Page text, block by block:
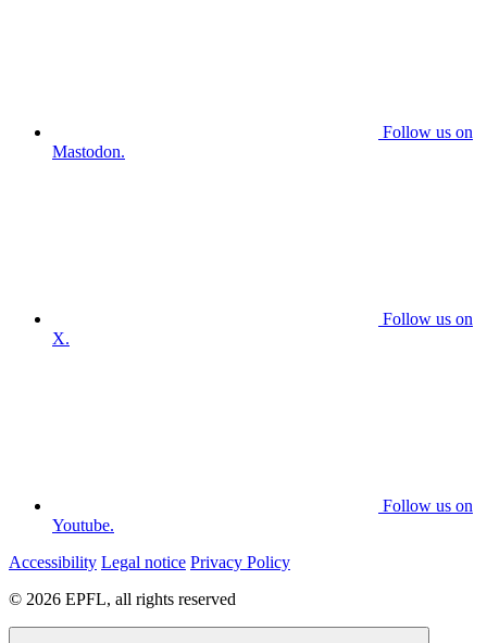
Follow us on
Mastodon.
Follow us on
X.
Follow us on
Youtube.
Accessibility Legal notice Privacy Policy
© 2026 EPFL, all rights reserved